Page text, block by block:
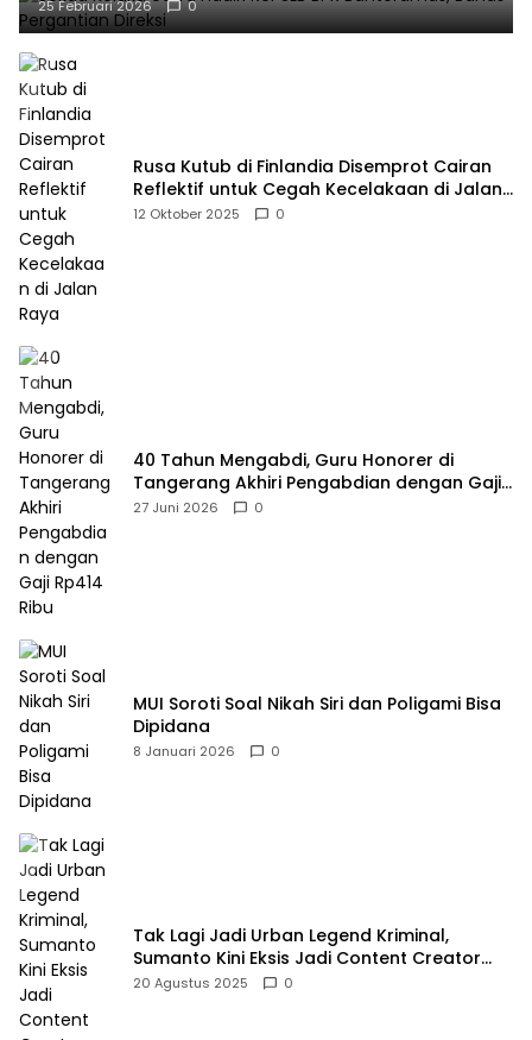
25 Februari 2026 0
Rusa Kutub di Finlandia Disemprot Cairan
Reflektif untuk Cegah Kecelakaan di Jalan
Raya
12 Oktober 2025 0
40 Tahun Mengabdi, Guru Honorer di
Tangerang Akhiri Pengabdian dengan Gaji
Rp414 Ribu
27 Juni 2026 0
MUI Soroti Soal Nikah Siri dan Poligami Bisa
Dipidana
8 Januari 2026 0
Tak Lagi Jadi Urban Legend Kriminal,
Sumanto Kini Eksis Jadi Content Creator
Mukbang
20 Agustus 2025 0